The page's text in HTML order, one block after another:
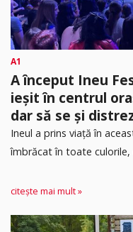
A1
A început Ineu
ieșit în centrul
dar să se și
Ineul a prins viață în
îmbrăcat în toate culorile,
citește mai mult »